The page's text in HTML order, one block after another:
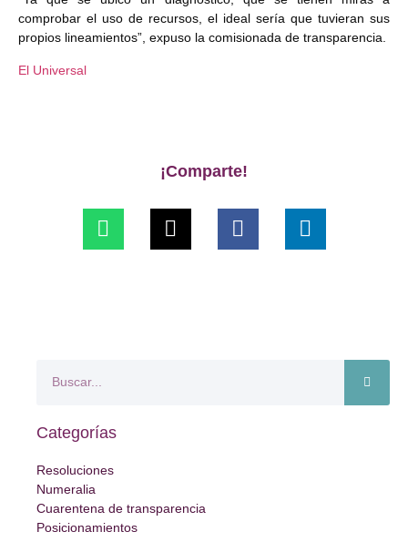
comprobar el uso de recursos, el ideal sería que tuvieran sus
propios lineamientos”, expuso la comisionada de transparencia.
El Universal
¡Comparte!
Categorías
Resoluciones
Numeralia
Cuarentena de transparencia
Posicionamientos